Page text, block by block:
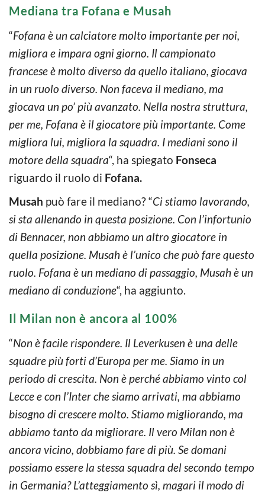
Mediana tra Fofana e Musah
“Fofana è un calciatore molto importante per noi,
migliora e impara ogni giorno. Il campionato
francese è molto diverso da quello italiano, giocava
in un ruolo diverso. Non faceva il mediano, ma
giocava un po’ più avanzato. Nella nostra struttura,
per me, Fofana è il giocatore più importante. Come
migliora lui, migliora la squadra. I mediani sono il
motore della squadra“, ha spiegato Fonseca
riguardo il ruolo di Fofana.
Musah può fare il mediano? “Ci stiamo lavorando,
si sta allenando in questa posizione. Con l’infortunio
di Bennacer, non abbiamo un altro giocatore in
quella posizione. Musah è l’unico che può fare questo
ruolo. Fofana è un mediano di passaggio, Musah è un
mediano di conduzione“, ha aggiunto.
Il Milan non è ancora al 100%
“Non è facile rispondere. Il Leverkusen è una delle
squadre più forti d’Europa per me. Siamo in un
periodo di crescita. Non è perché abbiamo vinto col
Lecce e con l’Inter che siamo arrivati, ma abbiamo
bisogno di crescere molto. Stiamo migliorando, ma
abbiamo tanto da migliorare. Il vero Milan non è
ancora vicino, dobbiamo fare di più. Se domani
possiamo essere la stessa squadra del secondo tempo
in Germania? L’atteggiamento sì, magari il modo di